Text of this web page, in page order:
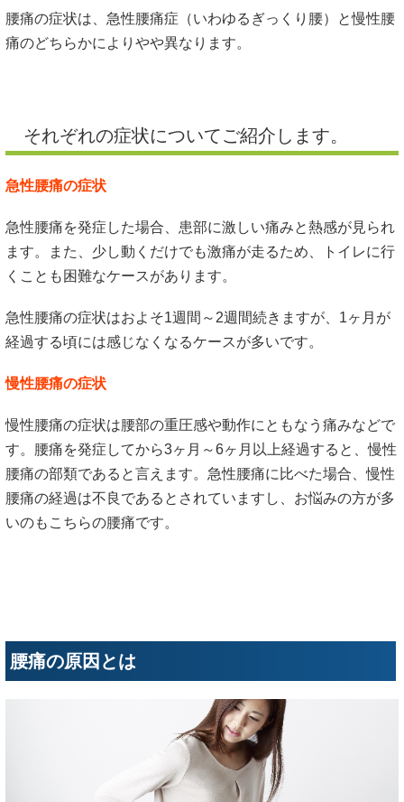
腰痛の症状は、急性腰痛症（いわゆるぎっくり腰）と慢性腰
痛のどちらかによりやや異なります。
それぞれの症状についてご紹介します。
急性腰痛の症状
急性腰痛を発症した場合、患部に激しい痛みと熱感が見られ
ます。また、少し動くだけでも激痛が走るため、トイレに行
くことも困難なケースがあります。
急性腰痛の症状はおよそ1週間～2週間続きますが、1ヶ月が
経過する頃には感じなくなるケースが多いです。
慢性腰痛の症状
慢性腰痛の症状は腰部の重圧感や動作にともなう痛みなどで
す。腰痛を発症してから3ヶ月～6ヶ月以上経過すると、慢性
腰痛の部類であると言えます。急性腰痛に比べた場合、慢性
腰痛の経過は不良であるとされていますし、お悩みの方が多
いのもこちらの腰痛です。
腰痛の原因とは